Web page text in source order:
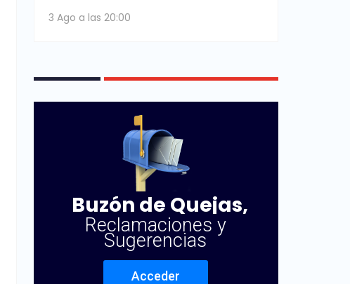
3 Ago a las 20:00
Buzón de Quejas,
Reclamaciones y
Sugerencias
Acceder